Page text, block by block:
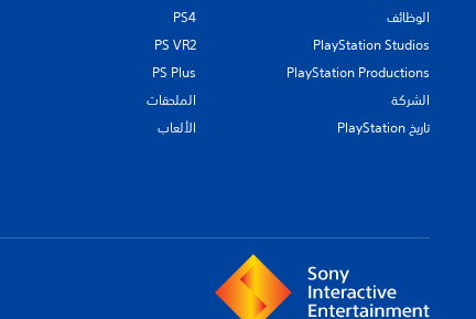
الوظائف
PlayStation Studios
PlayStation Productions
الشركة
تاريخ PlayStation
PS4
PS VR2
PS Plus
الملحقات
الألعاب